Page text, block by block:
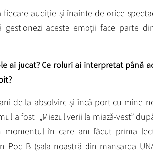
fiecare audiţie şi înainte de orice
gestionezi aceste emoţii face parte
ai jucat? Ce roluri ai interpretat până
de la absolvire şi încă port cu mine
a fost „Miezul verii la miază-vest”
momentul în care am făcut prima
Pod B (sala noastră din mansarda